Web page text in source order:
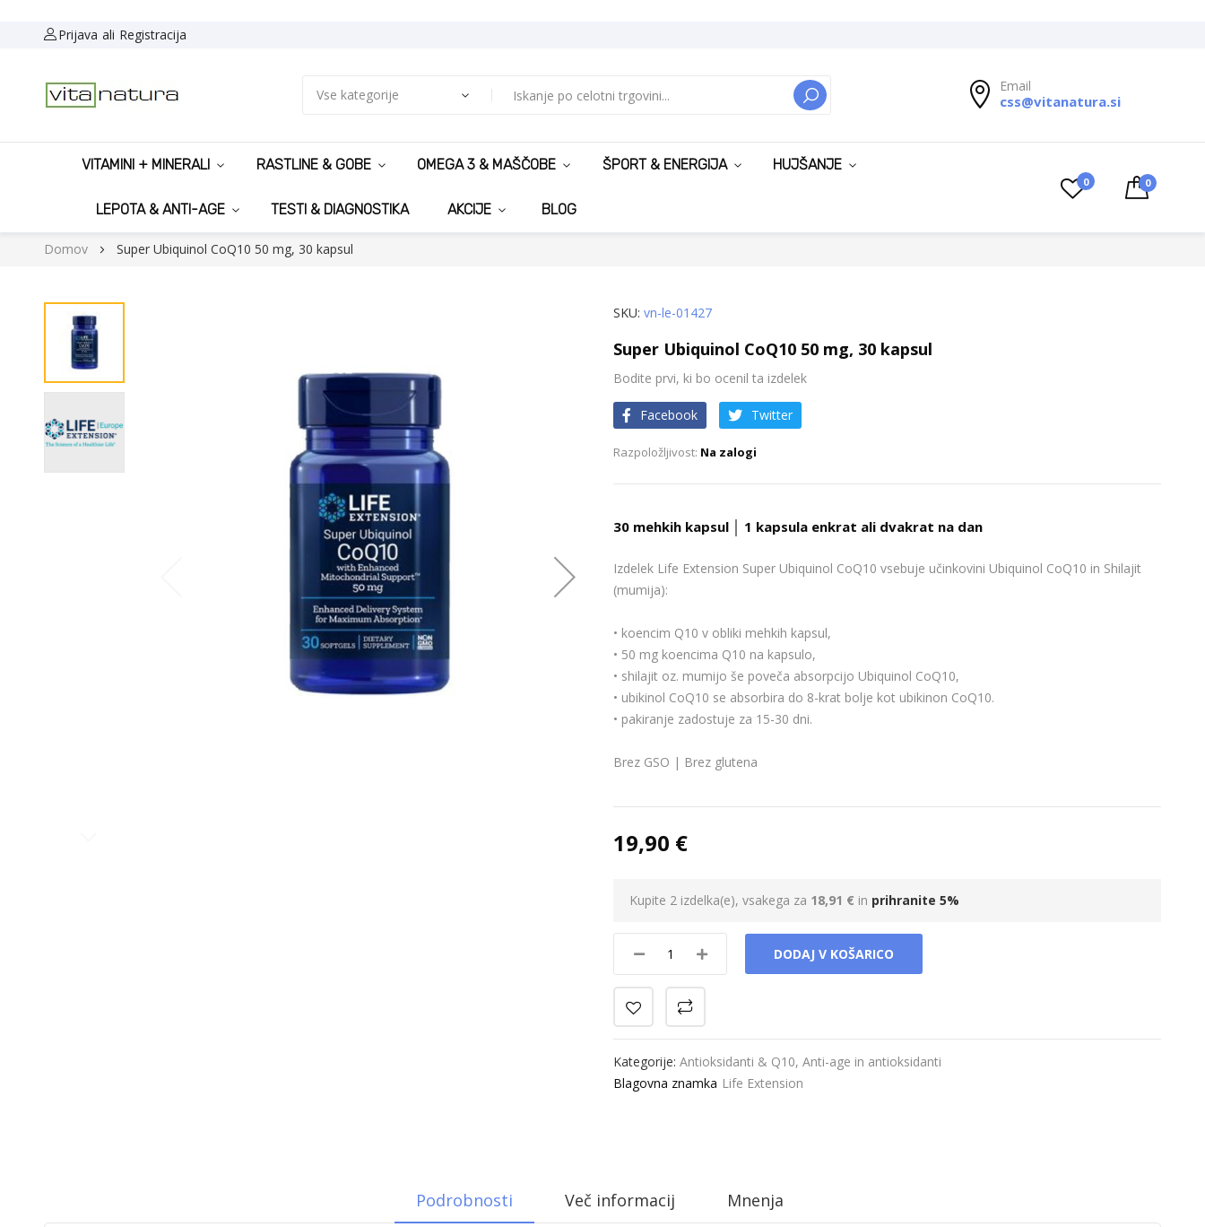
Prijava Registracija
Vse kategorije
ISKANJE
Email
css@vitanatura.si
VITAMINI + MINERALI RASTLINE & GOBE OMEGA 3 & MAŠČOBE ŠPORT & ENERGIJA HUJŠANJE
LEPOTA & ANTI-AGE TESTI & DIAGNOSTIKA AKCIJE BLOG
0 0
Domov Super Ubiquinol CoQ10 50 mg, 30 kapsul
Preskoči
konec
slik
SKU vn-le-01427
Super Ubiquinol CoQ10 50 mg, 30 kapsul
Bodite prvi, ki bo ocenil ta izdelek
Facebook Twitter
Na zalogi
30 mehkih kapsul │ 1 kapsula enkrat ali dvakrat na dan
Izdelek Life Extension Super Ubiquinol CoQ10 vsebuje učinkovini Ubiquinol CoQ10 in Shilajit
(mumija):
• koencim Q10 v obliki mehkih kapsul,
• 50 mg koencima Q10 na kapsulo,
• shilajit oz. mumijo še poveča absorpcijo Ubiquinol CoQ10,
• ubikinol CoQ10 se absorbira do 8-krat bolje kot ubikinon CoQ10.
• pakiranje zadostuje za 15-30 dni.
Brez GSO | Brez glutena
19,90 €
Kupite 2 izdelka(e), vsakega za 18,91 € in prihranite 5%
DODAJ V KOŠARICO
Kategorije:Antioksidanti & Q10,Anti-age in antioksidanti
Blagovna znamka Life Extension
Podrobnosti Več informacij Mnenja